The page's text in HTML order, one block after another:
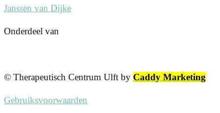
Janssen van Dijke
Onderdeel van
© Therapeutisch Centrum Ulft by Caddy Marketing
Gebruiksvoorwaarden